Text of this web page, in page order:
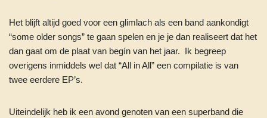
Het blijft altijd goed voor een glimlach als een band aankondigt
“some older songs” te gaan spelen en je je dan realiseert dat het
dan gaat om de plaat van begín van het jaar. Ik begreep
overigens inmiddels wel dat “All in All” een compilatie is van
twee eerdere EP’s.
Uiteindelijk heb ik een avond genoten van een superband die